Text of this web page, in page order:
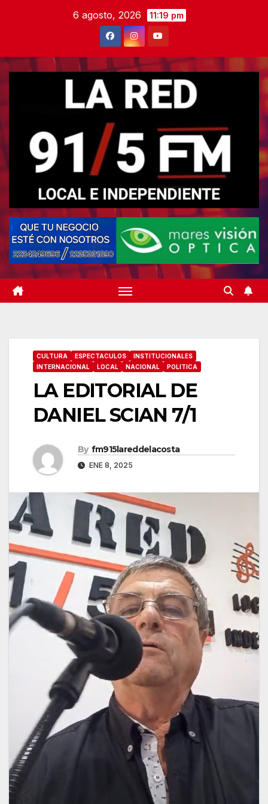
6 agosto, 2026 11:19 pm
CULTURA ESPECTACULOS
INSTITUCIONALES
INTERNACIONAL
LOCAL NACIONAL POLITICA
LA EDITORIAL DE
DANIEL SCIAN 7/1
By fm915lareddelacosta
ENE 8, 2025